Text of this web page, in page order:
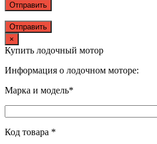
Отправить
×
Купить лодочный мотор
Информация о лодочном моторе:
Марка и модель*
Код товара *